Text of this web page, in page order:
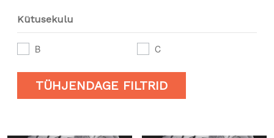
Kütusekulu
B C
TÜHJENDAGE FILTRID